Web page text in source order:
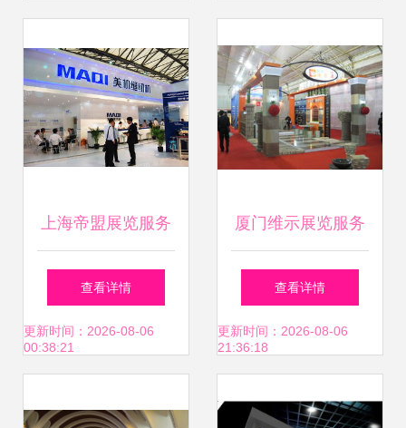
上海帝盟展览服务
专业会展解决方案
与全国展会动态全
查看详情
更新时间：2026-08-06
00:38:21
厦门维示展览服务
专业赋能，打造卓
越展会体验
查看详情
更新时间：2026-08-06
21:36:18